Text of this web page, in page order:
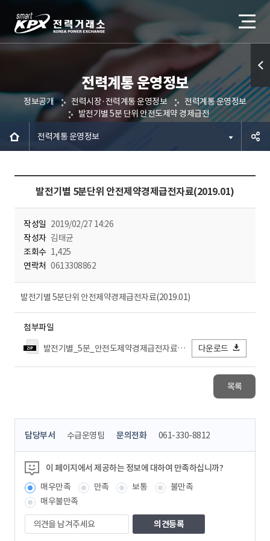
전력계통 운영정보
정보공개 전력시장·전력계통 운영정보
전력계통 운영정보
발전기별 5분 단위 안전도제약 경제급전
전력계통 운영정보
발전기별 5분단위 안전제약경제급전자료(2019.01)
작성일 2019/02/27 14:26
작성자 김태균
조회수 1,425
연락처 0613308862
발전기별 5분단위 안전제약경제급전자료(2019.01)
첨부파일
발전기별_5분_안전도제약경제급전자료_2019년01월.zip
다운로드
목록
콘
츠
정
보
책
임
자
담당부서 수급운영팀 문의전화 061-330-8812
이 페이지에서 제공하는 정보에 대하여 만족하십니까?
매우만족
만족 보통
불만족
매우불만족
의
견
퀵메
뉴 열
기